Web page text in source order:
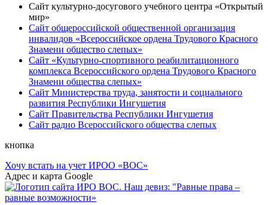
Сайт культурно-досугового учебного центра «Открытый
мир»
Сайт общероссийской общественной организация
инвалидов «Всероссийское ордена Трудового Красного
Знамени общество слепых»
Сайт «Культурно-спортивного реабилитационного
комплекса Всероссийского ордена Трудового Красного
Знамени общества слепых»
Сайт Министерства труда, занятости и социального
развития Республики Ингушетия
Сайт Правительства Республики Ингушетия
Сайт радио Всероссийского общества слепых
кнопка
Хочу встать на учет ИРОО «ВОС»
Адрес и карта Google